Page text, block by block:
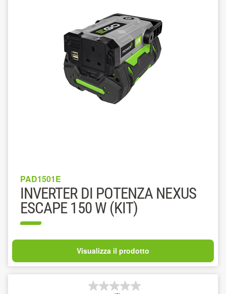
PAD1501E
INVERTER DI POTENZA NEXUS
ESCAPE 150 W (KIT)
Visualizza il prodotto